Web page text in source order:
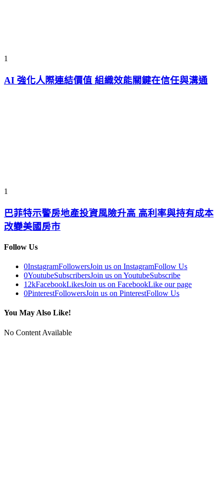
1
AI 強化人際連結價值 組織效能關鍵在信任與溝通
1
巴菲特示警房地產投資風險升高 高利率與持有成本
改變美國房市
Follow Us
0InstagramFollowersJoin us on InstagramFollow Us
0YoutubeSubscribersJoin us on YoutubeSubscribe
12kFacebookLikesJoin us on FacebookLike our page
0PinterestFollowersJoin us on PinterestFollow Us
You May Also Like!
No Content Available